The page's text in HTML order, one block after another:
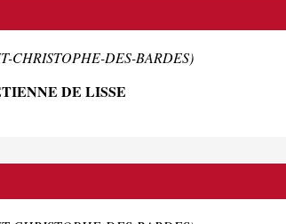
CHRISTOPHE-DES-BARDES)
DE LISSE